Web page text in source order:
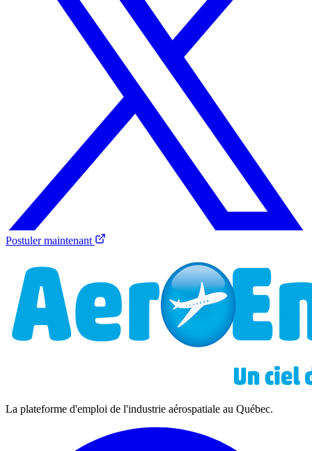
Postuler maintenant
La plateforme d'emploi de l'industrie aérospatiale au Québec.